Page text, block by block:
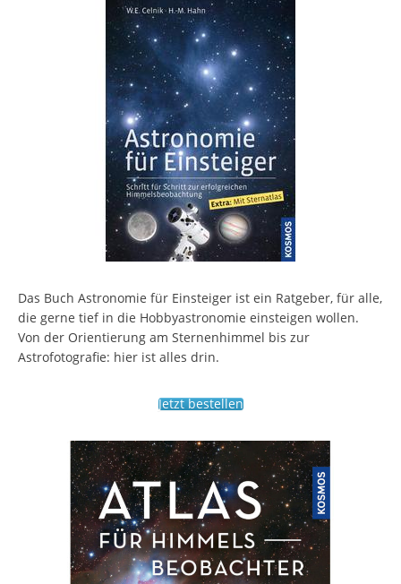
Das Buch Astronomie für Einsteiger ist ein Ratgeber, für alle,
die gerne tief in die Hobbyastronomie einsteigen wollen.
Von der Orientierung am Sternenhimmel bis zur
Astrofotografie: hier ist alles drin.
Jetzt bestellen